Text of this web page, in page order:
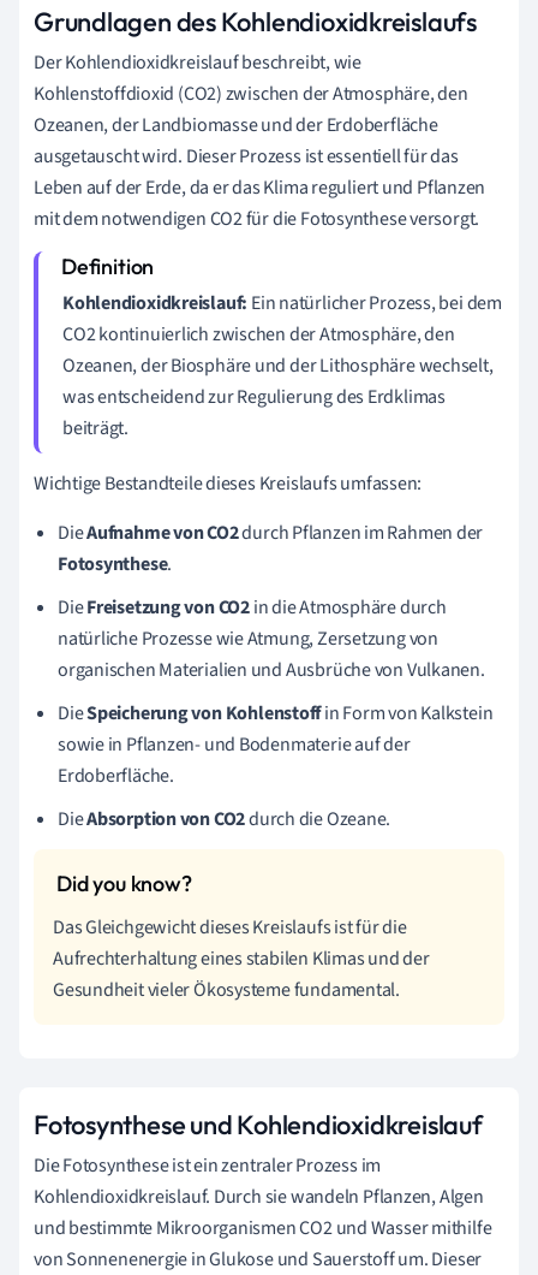
Grundlagen des Kohlendioxidkreislaufs
Der Kohlendioxidkreislauf beschreibt, wie
Kohlenstoffdioxid (CO2) zwischen der Atmosphäre, den
Ozeanen, der Landbiomasse und der Erdoberfläche
ausgetauscht wird. Dieser Prozess ist essentiell für das
Leben auf der Erde, da er das Klima reguliert und Pflanzen
mit dem notwendigen CO2 für die Fotosynthese versorgt.
Kohlendioxidkreislauf: Ein natürlicher Prozess, bei dem
CO2 kontinuierlich zwischen der Atmosphäre, den
Ozeanen, der Biosphäre und der Lithosphäre wechselt,
was entscheidend zur Regulierung des Erdklimas
beiträgt.
Wichtige Bestandteile dieses Kreislaufs umfassen:
DieAufnahme von CO2durch Pflanzen im Rahmen der
Fotosynthese.
DieFreisetzung von CO2in die Atmosphäre durch
natürliche Prozesse wie Atmung, Zersetzung von
organischen Materialien und Ausbrüche von Vulkanen.
DieSpeicherung von Kohlenstoffin Form von Kalkstein
sowie in Pflanzen- und Bodenmaterie auf der
Erdoberfläche.
DieAbsorption von CO2durch die Ozeane.
Das Gleichgewicht dieses Kreislaufs ist für die
Aufrechterhaltung eines stabilen Klimas und der
Gesundheit vieler Ökosysteme fundamental.
Fotosynthese und Kohlendioxidkreislauf
Die Fotosynthese ist ein zentraler Prozess im
Kohlendioxidkreislauf. Durch sie wandeln Pflanzen, Algen
und bestimmte Mikroorganismen CO2 und Wasser mithilfe
von Sonnenenergie in Glukose und Sauerstoff um. Dieser